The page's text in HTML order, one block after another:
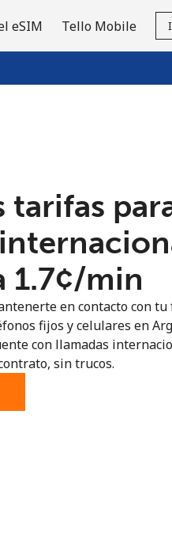
eSIM Tello Mobile
tarifas
⁦1.7¢⁩/min
en contacto con
fijos y celulares en
con llamadas
sin trucos.